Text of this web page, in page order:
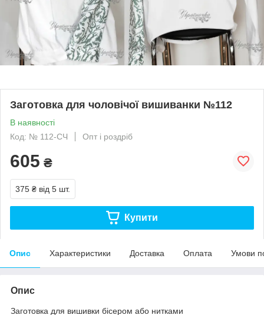
Заготовка для чоловічої вишиванки №112
В наявності
Код: № 112-СЧ
Опт і роздріб
605 ₴
375 ₴ від 5 шт.
Купити
Опис Характеристики Доставка Оплата Умови
Опис
Заготовка для вишивки бісером або нитками